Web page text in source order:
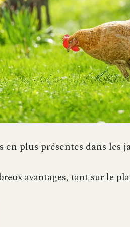
en plus présentes dans les
avantages, tant sur le